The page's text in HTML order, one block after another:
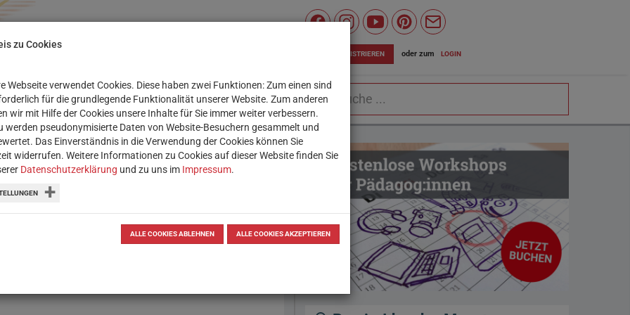
Wiener
Bildungsserver
Facebook
JETZT REGISTRIEREN oder zum LOGIN
SERVICE WORKSHOPS Suchbegriff
gestalten mit
Tonaufnahmen: Die für Notizen
auch bestens zum Erstellen
zu Cookies
Webseite verwendet Cookies. Diese haben zwei Funktionen: Zum einen sind
für die grundlegende Funktionalität unserer Website. Zum anderen
wir mit Hilfe der Cookies unsere Inhalte für Sie immer weiter verbessern.
werden pseudonymisierte Daten von Website-Besuchern gesammelt und
Das Einverständnis in die Verwendung der Cookies können Sie
widerrufen. Weitere Informationen zu Cookies auf dieser Website finden Sie
Datenschutzerklärung und zu uns im Impressum.
ALLE COOKIES ABLEHNEN ALLE COOKIES AKZEPTIEREN